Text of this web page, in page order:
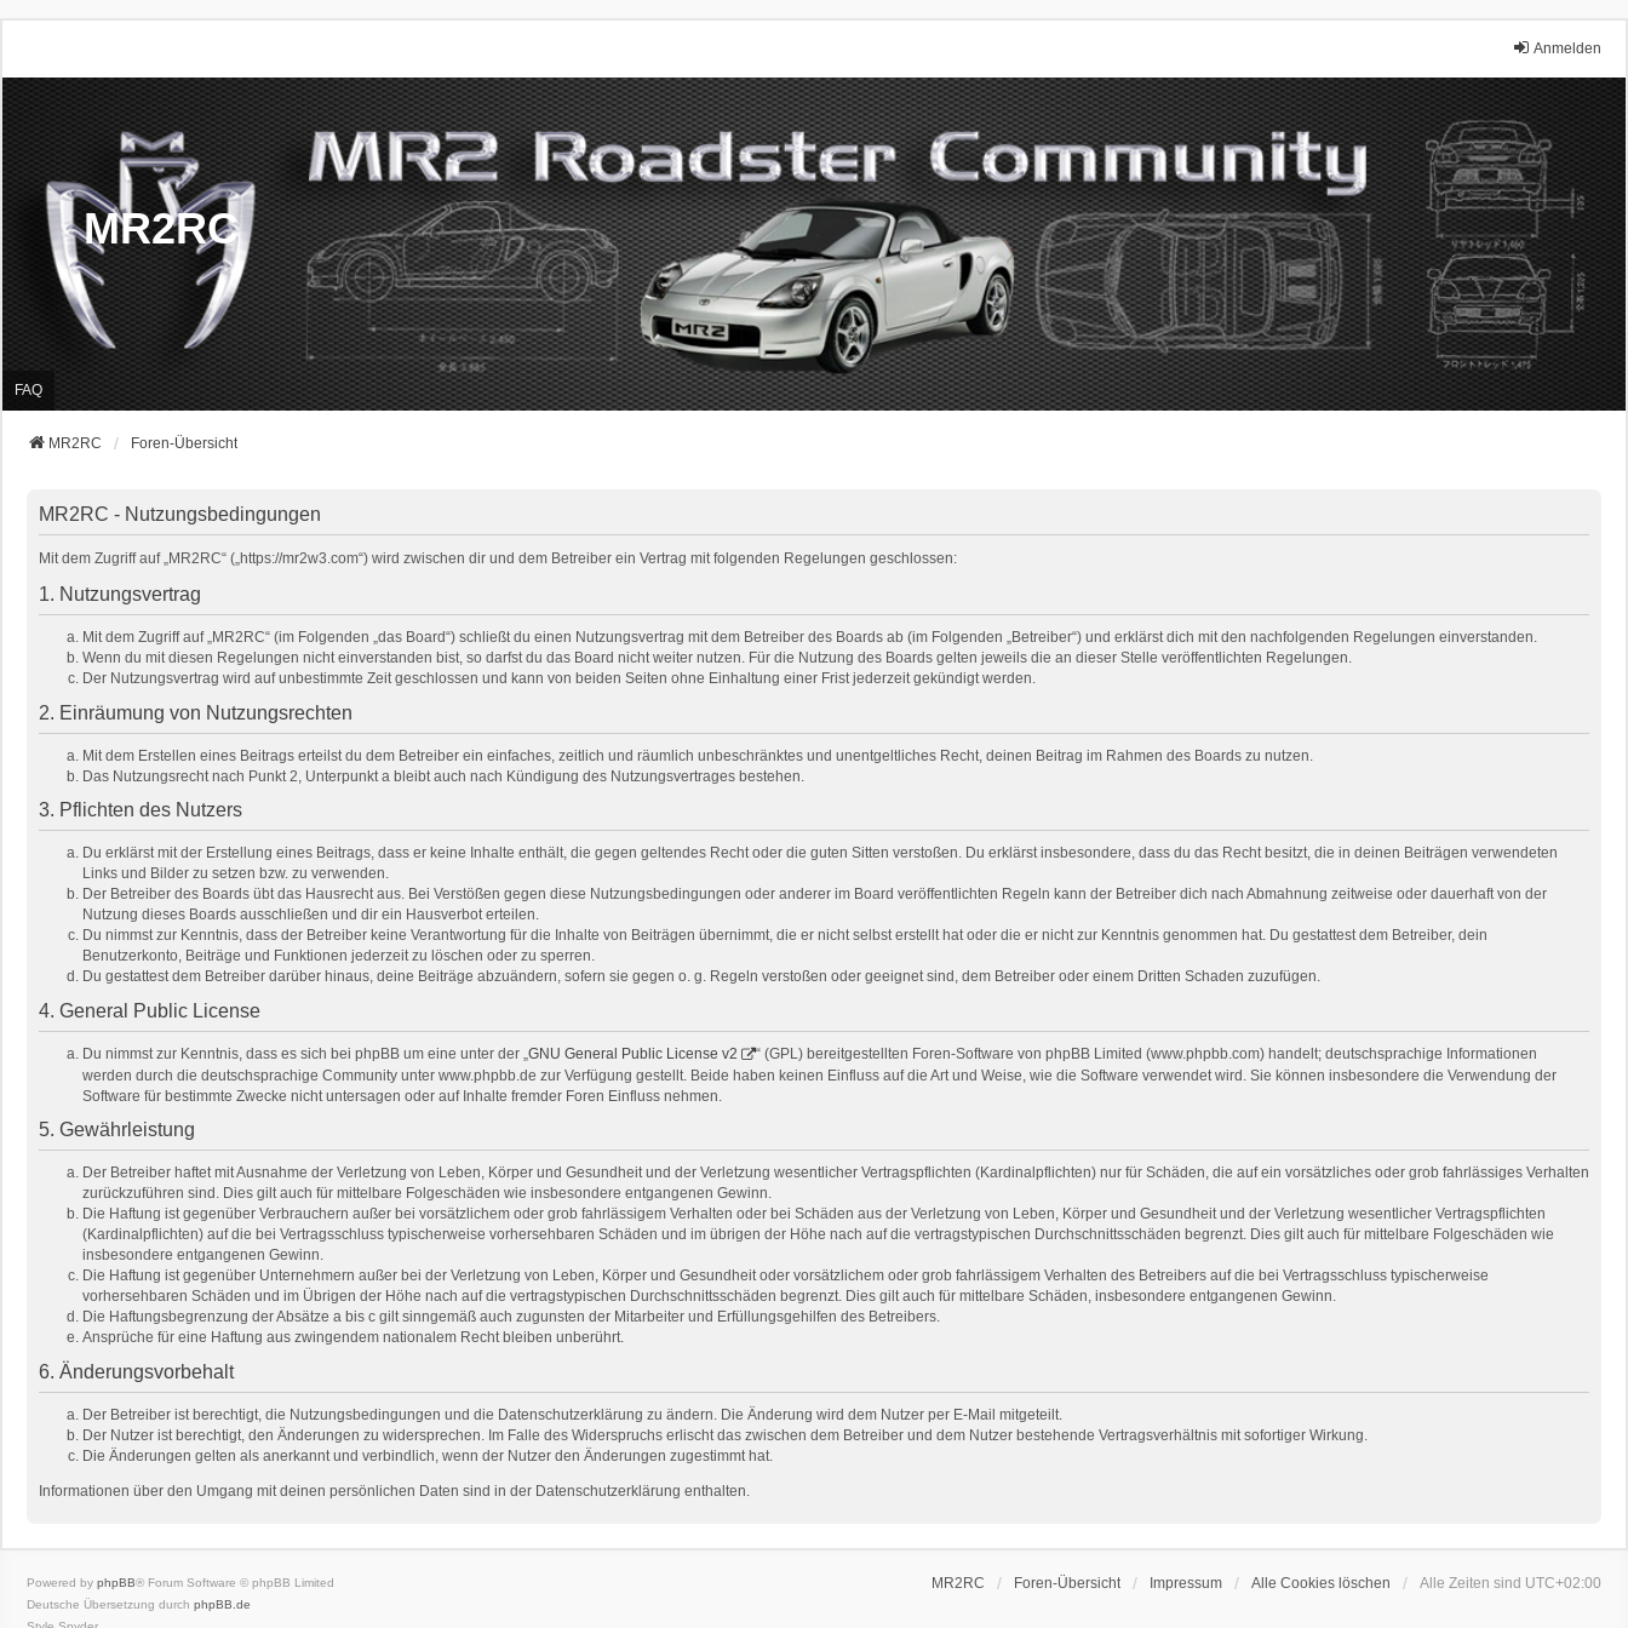
Anmelden
MR2RC
FAQ
MR2RC Foren-Übersicht
MR2RC - Nutzungsbedingungen
Mit dem Zugriff auf „MR2RC“ („https://mr2w3.com“) wird zwischen dir und dem Betreiber ein Vertrag mit folgenden Regelungen geschlossen:
1. Nutzungsvertrag
Mit dem Zugriff auf „MR2RC“ (im Folgenden „das Board“) schließt du einen Nutzungsvertrag mit dem Betreiber des Boards ab (im Folgenden „Betreiber“) und erklärst dich mit den nachfolgenden Regelungen einverstanden.
Wenn du mit diesen Regelungen nicht einverstanden bist, so darfst du das Board nicht weiter nutzen. Für die Nutzung des Boards gelten jeweils die an dieser Stelle veröffentlichten Regelungen.
Der Nutzungsvertrag wird auf unbestimmte Zeit geschlossen und kann von beiden Seiten ohne Einhaltung einer Frist jederzeit gekündigt werden.
2. Einräumung von Nutzungsrechten
Mit dem Erstellen eines Beitrags erteilst du dem Betreiber ein einfaches, zeitlich und räumlich unbeschränktes und unentgeltliches Recht, deinen Beitrag im Rahmen des Boards zu nutzen.
Das Nutzungsrecht nach Punkt 2, Unterpunkt a bleibt auch nach Kündigung des Nutzungsvertrages bestehen.
3. Pflichten des Nutzers
Du erklärst mit der Erstellung eines Beitrags, dass er keine Inhalte enthält, die gegen geltendes Recht oder die guten Sitten verstoßen. Du erklärst insbesondere, dass du das Recht besitzt, die in deinen Beiträgen verwendeten
Links und Bilder zu setzen bzw. zu verwenden.
Der Betreiber des Boards übt das Hausrecht aus. Bei Verstößen gegen diese Nutzungsbedingungen oder anderer im Board veröffentlichten Regeln kann der Betreiber dich nach Abmahnung zeitweise oder dauerhaft von der
Nutzung dieses Boards ausschließen und dir ein Hausverbot erteilen.
Du nimmst zur Kenntnis, dass der Betreiber keine Verantwortung für die Inhalte von Beiträgen übernimmt, die er nicht selbst erstellt hat oder die er nicht zur Kenntnis genommen hat. Du gestattest dem Betreiber, dein
Benutzerkonto, Beiträge und Funktionen jederzeit zu löschen oder zu sperren.
Du gestattest dem Betreiber darüber hinaus, deine Beiträge abzuändern, sofern sie gegen o. g. Regeln verstoßen oder geeignet sind, dem Betreiber oder einem Dritten Schaden zuzufügen.
4. General Public License
Du nimmst zur Kenntnis, dass es sich bei phpBB um eine unter der „GNU General Public License v2
“ (GPL) bereitgestellten Foren-Software von phpBB Limited (www.phpbb.com) handelt; deutschsprachige Informationen
werden durch die deutschsprachige Community unter www.phpbb.de zur Verfügung gestellt. Beide haben keinen Einfluss auf die Art und Weise, wie die Software verwendet wird. Sie können insbesondere die Verwendung der
Software für bestimmte Zwecke nicht untersagen oder auf Inhalte fremder Foren Einfluss nehmen.
5. Gewährleistung
Der Betreiber haftet mit Ausnahme der Verletzung von Leben, Körper und Gesundheit und der Verletzung wesentlicher Vertragspflichten (Kardinalpflichten) nur für Schäden, die auf ein vorsätzliches oder grob fahrlässiges Verhalten
zurückzuführen sind. Dies gilt auch für mittelbare Folgeschäden wie insbesondere entgangenen Gewinn.
Die Haftung ist gegenüber Verbrauchern außer bei vorsätzlichem oder grob fahrlässigem Verhalten oder bei Schäden aus der Verletzung von Leben, Körper und Gesundheit und der Verletzung wesentlicher Vertragspflichten
(Kardinalpflichten) auf die bei Vertragsschluss typischerweise vorhersehbaren Schäden und im übrigen der Höhe nach auf die vertragstypischen Durchschnittsschäden begrenzt. Dies gilt auch für mittelbare Folgeschäden wie
insbesondere entgangenen Gewinn.
Die Haftung ist gegenüber Unternehmern außer bei der Verletzung von Leben, Körper und Gesundheit oder vorsätzlichem oder grob fahrlässigem Verhalten des Betreibers auf die bei Vertragsschluss typischerweise
vorhersehbaren Schäden und im Übrigen der Höhe nach auf die vertragstypischen Durchschnittsschäden begrenzt. Dies gilt auch für mittelbare Schäden, insbesondere entgangenen Gewinn.
Die Haftungsbegrenzung der Absätze a bis c gilt sinngemäß auch zugunsten der Mitarbeiter und Erfüllungsgehilfen des Betreibers.
Ansprüche für eine Haftung aus zwingendem nationalem Recht bleiben unberührt.
6. Änderungsvorbehalt
Der Betreiber ist berechtigt, die Nutzungsbedingungen und die Datenschutzerklärung zu ändern. Die Änderung wird dem Nutzer per E-Mail mitgeteilt.
Der Nutzer ist berechtigt, den Änderungen zu widersprechen. Im Falle des Widerspruchs erlischt das zwischen dem Betreiber und dem Nutzer bestehende Vertragsverhältnis mit sofortiger Wirkung.
Die Änderungen gelten als anerkannt und verbindlich, wenn der Nutzer den Änderungen zugestimmt hat.
Informationen über den Umgang mit deinen persönlichen Daten sind in der Datenschutzerklärung enthalten.
MR2RC Foren-Übersicht Impressum Alle Cookies löschen Alle Zeiten sind UTC+02:00
Powered by phpBB® Forum Software © phpBB Limited
Deutsche Übersetzung durch phpBB.de